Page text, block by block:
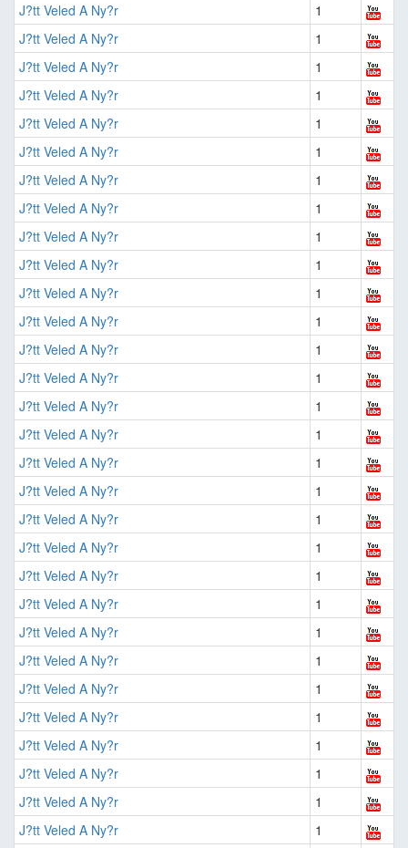
J?tt Veled A Ny?r
1
J?tt Veled A Ny?r
1
J?tt Veled A Ny?r
1
J?tt Veled A Ny?r
1
J?tt Veled A Ny?r
1
J?tt Veled A Ny?r
1
J?tt Veled A Ny?r
1
J?tt Veled A Ny?r
1
J?tt Veled A Ny?r
1
J?tt Veled A Ny?r
1
J?tt Veled A Ny?r
1
J?tt Veled A Ny?r
1
J?tt Veled A Ny?r
1
J?tt Veled A Ny?r
1
J?tt Veled A Ny?r
1
J?tt Veled A Ny?r
1
J?tt Veled A Ny?r
1
J?tt Veled A Ny?r
1
J?tt Veled A Ny?r
1
J?tt Veled A Ny?r
1
J?tt Veled A Ny?r
1
J?tt Veled A Ny?r
1
J?tt Veled A Ny?r
1
J?tt Veled A Ny?r
1
J?tt Veled A Ny?r
1
J?tt Veled A Ny?r
1
J?tt Veled A Ny?r
1
J?tt Veled A Ny?r
1
J?tt Veled A Ny?r
1
J?tt Veled A Ny?r
1